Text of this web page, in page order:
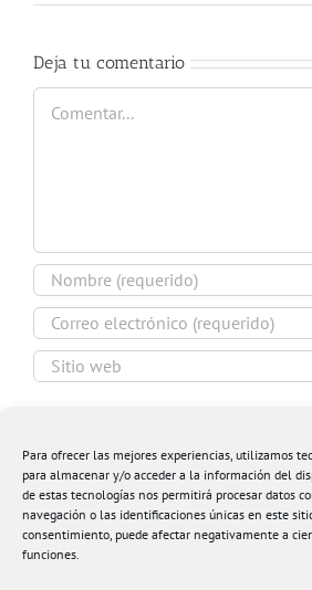
Para ofrecer las mejores experiencias, utilizamos
para almacenar y/o acceder a la información del
de estas tecnologías nos permitirá procesar datos
navegación o las identificaciones únicas en este
consentimiento, puede afectar negativamente a
funciones.
Deja tu comentario
Comentar
navegador para la próxima vez que